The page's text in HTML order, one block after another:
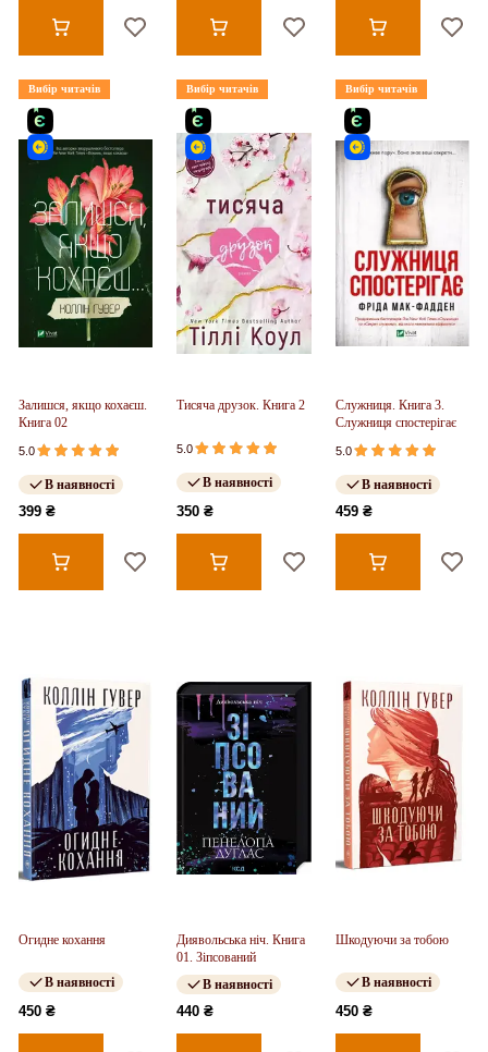
Вибір читачів
Залишся, якщо кохаєш.
Книга 02
5.0
В наявності
399 ₴
Вибір читачів
Тисяча друзок. Книга 2
5.0
В наявності
350 ₴
Вибір читачів
Служниця. Книга 3.
Служниця спостерігає
5.0
В наявності
459 ₴
Огидне кохання
В наявності
450 ₴
Диявольська ніч. Книга
01. Зіпсований
В наявності
440 ₴
Шкодуючи за тобою
В наявності
450 ₴